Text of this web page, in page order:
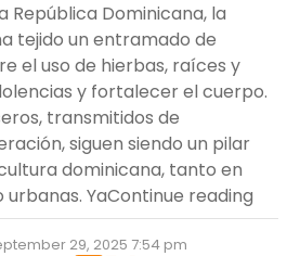
República Dominicana, la
tejido un entramado de
el uso de hierbas, raíces y
y fortalecer el cuerpo.
transmitidos de
siguen siendo un pilar
dominicana, tanto en
YaContinue reading
29, 2025 7:54 pm